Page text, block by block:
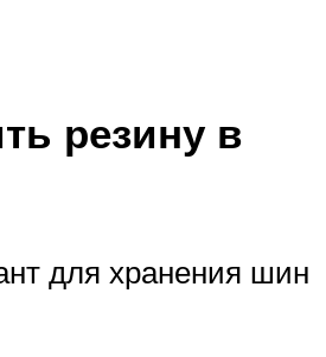
резину в
для хранения шин